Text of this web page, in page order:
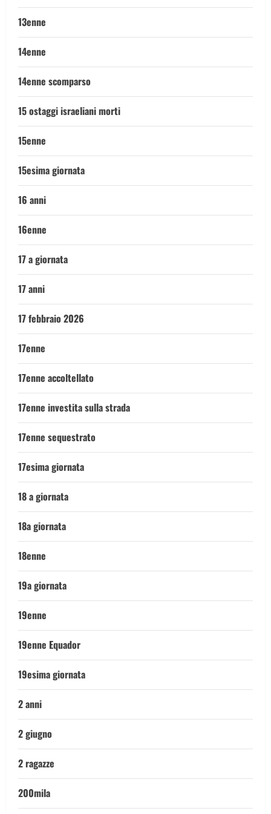
13enne
14enne
14enne scomparso
15 ostaggi israeliani morti
15enne
15esima giornata
16 anni
16enne
17 a giornata
17 anni
17 febbraio 2026
17enne
17enne accoltellato
17enne investita sulla strada
17enne sequestrato
17esima giornata
18 a giornata
18a giornata
18enne
19a giornata
19enne
19enne Equador
19esima giornata
2 anni
2 giugno
2 ragazze
200mila